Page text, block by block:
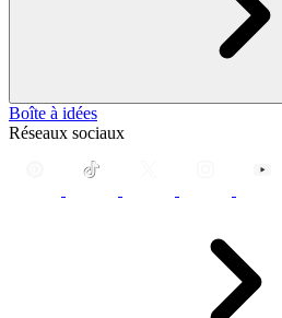
Boîte à idées
Réseaux sociaux